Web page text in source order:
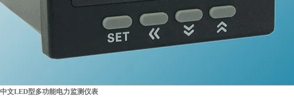
文LED型多功能电力监测仪表